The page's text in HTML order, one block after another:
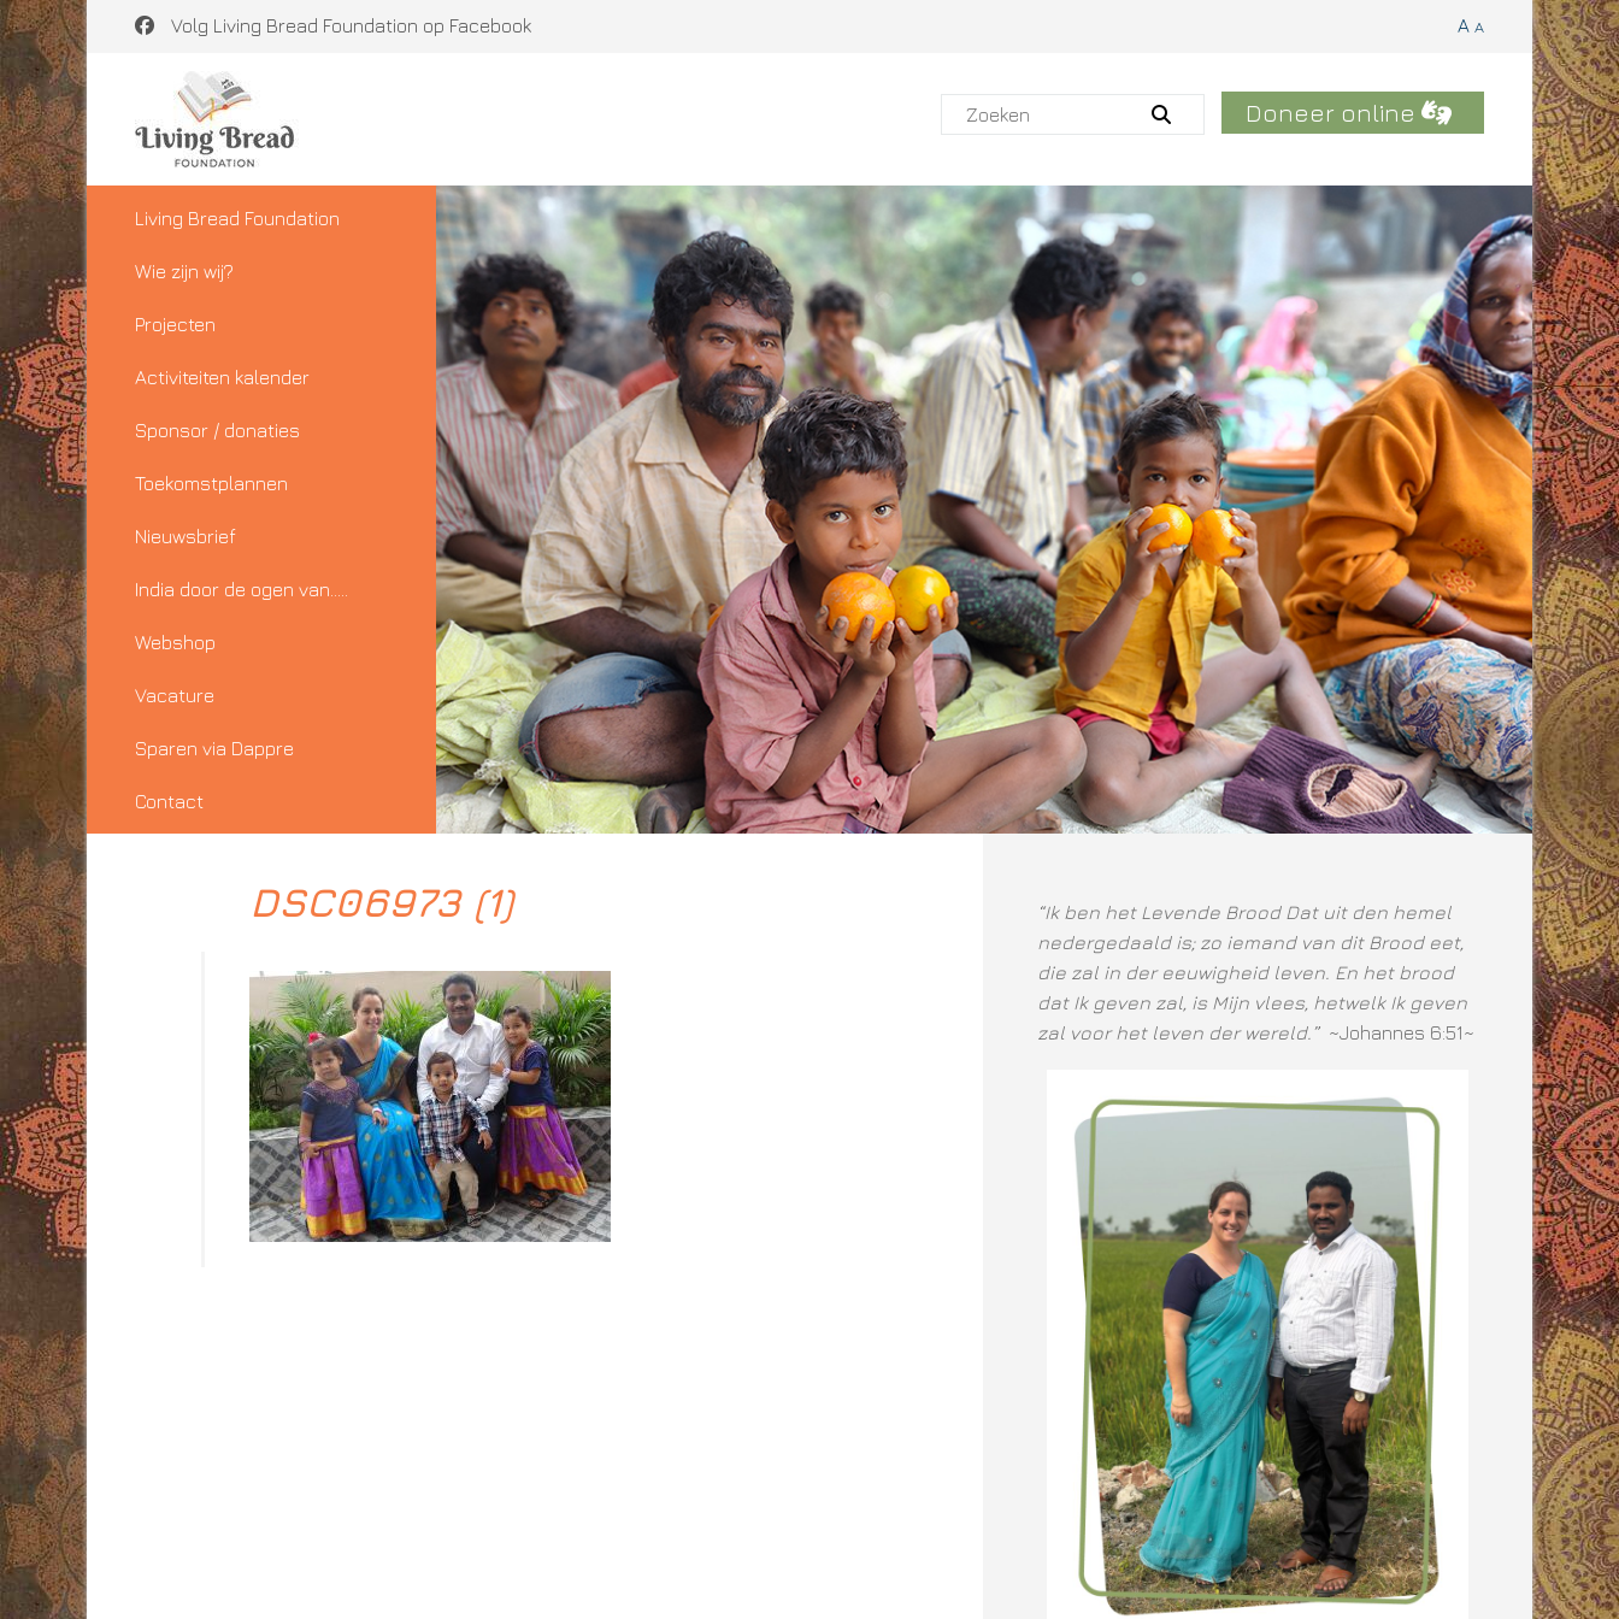
Volg Living Bread Foundation op Facebook A A
Doneer online
Living Bread Foundation
Wie zijn wij?
Projecten
Activiteiten kalender
Sponsor / donaties
Toekomstplannen
Nieuwsbrief
India door de ogen van…..
Webshop
Vacature
Sparen via Dappre
Contact
DSC06973 (1)
“Ik ben het Levende Brood Dat uit den hemel
nedergedaald is; zo iemand van dit Brood eet,
die zal in der eeuwigheid leven. En het brood
dat Ik geven zal, is Mijn vlees, hetwelk Ik geven
zal voor het leven der wereld.” ~Johannes 6:51~